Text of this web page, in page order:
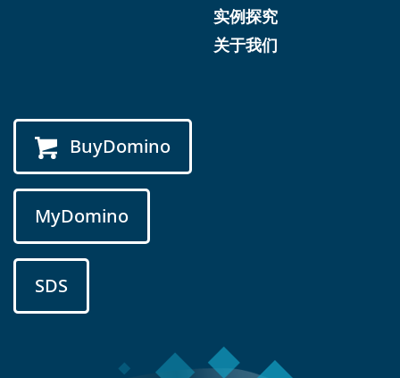
实例探究
关于我们
BuyDomino
MyDomino
SDS